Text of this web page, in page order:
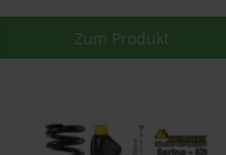
Zum Produkt